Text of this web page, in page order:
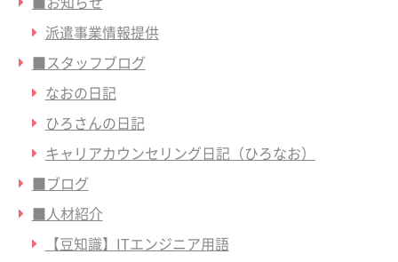
派遣事業情報提供
■スタッフブログ
なおの日記
ひろさんの日記
キャリアカウンセリング日記（ひろなお）
■ブログ
■人材紹介
【豆知識】ITエンジニア用語